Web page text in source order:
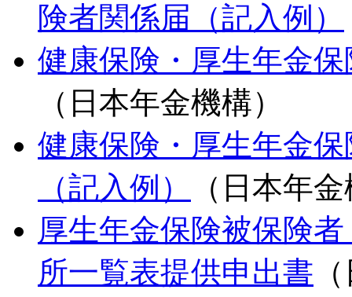
険者関係届（記入例）
健康保険・厚生年金
（日本年金機構）
健康保険・厚生年金
（記入例）
（日本年
厚生年金保険被保険
所一覧表提供申出書